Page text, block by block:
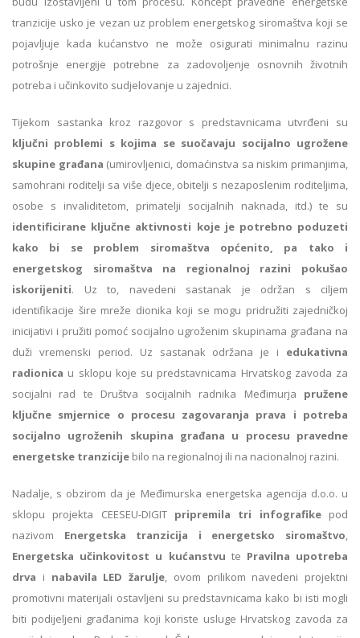
tranzicije usko je vezan uz problem energetskog siromaštva koji se
pojavljuje kada kućanstvo ne može osigurati minimalnu razinu
potrošnje energije potrebne za zadovoljenje osnovnih životnih
potreba i učinkovito sudjelovanje u zajednici.
Tijekom sastanka kroz razgovor s predstavnicama utvrđeni su
ključni problemi s kojima se suočavaju socijalno ugrožene
skupine građana (umirovljenici, domaćinstva sa niskim primanjima,
samohrani roditelji sa više djece, obitelji s nezaposlenim roditeljima,
osobe s invaliditetom, primatelji socijalnih naknada, itd.) te su
identificirane ključne aktivnosti koje je potrebno poduzeti
kako bi se problem
siromaštva općenito, pa tako i
energetskog siromaštva
na regionalnoj razini pokušao
iskorijeniti. Uz to, navedeni sastanak je održan s ciljem
identifikacije šire mreže dionika koji se mogu pridružiti zajedničkoj
inicijativi i pružiti pomoć socijalno ugroženim skupinama građana na
duži vremenski period. Uz sastanak održana je i edukativna
radionica u sklopu koje su predstavnicama Hrvatskog zavoda za
socijalni rad te Društva socijalnih radnika Međimurja pružene
ključne smjernice o procesu zagovaranja prava i potreba
socijalno ugroženih skupina građana u procesu pravedne
energetske tranzicije bilo na regionalnoj ili na nacionalnoj razini.
Nadalje, s obzirom da je Međimurska energetska agencija d.o.o. u
sklopu projekta CEESEU-DIGIT pripremila tri infografikepod
nazivom Energetska tranzicija i energetsko siromaštvo,
Energetska učinkovitost u kućanstvu te Pravilna upotreba
drva i nabavila LED žarulje, ovom prilikom navedeni projektni
promotivni materijali ostavljeni su predstavnicama kako bi isti mogli
biti podijeljeni građanima koji koriste usluge Hrvatskog zavoda za